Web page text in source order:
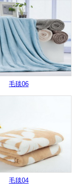
毛毯06
毛毯04